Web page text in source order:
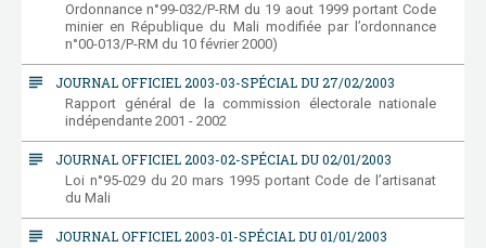
Ordonnance n°99-032/P-RM du 19 aout 1999 portant Code
minier en République du Mali modifiée par l’ordonnance
n°00-013/P-RM du 10 février 2000)
subject JOURNAL OFFICIEL 2003-03-SPÉCIAL DU 27/02/2003
Rapport général de la commission électorale nationale
indépendante 2001 - 2002
subject JOURNAL OFFICIEL 2003-02-SPÉCIAL DU 02/01/2003
Loi n°95-029 du 20 mars 1995 portant Code de l’artisanat
du Mali
subject JOURNAL OFFICIEL 2003-01-SPÉCIAL DU 01/01/2003